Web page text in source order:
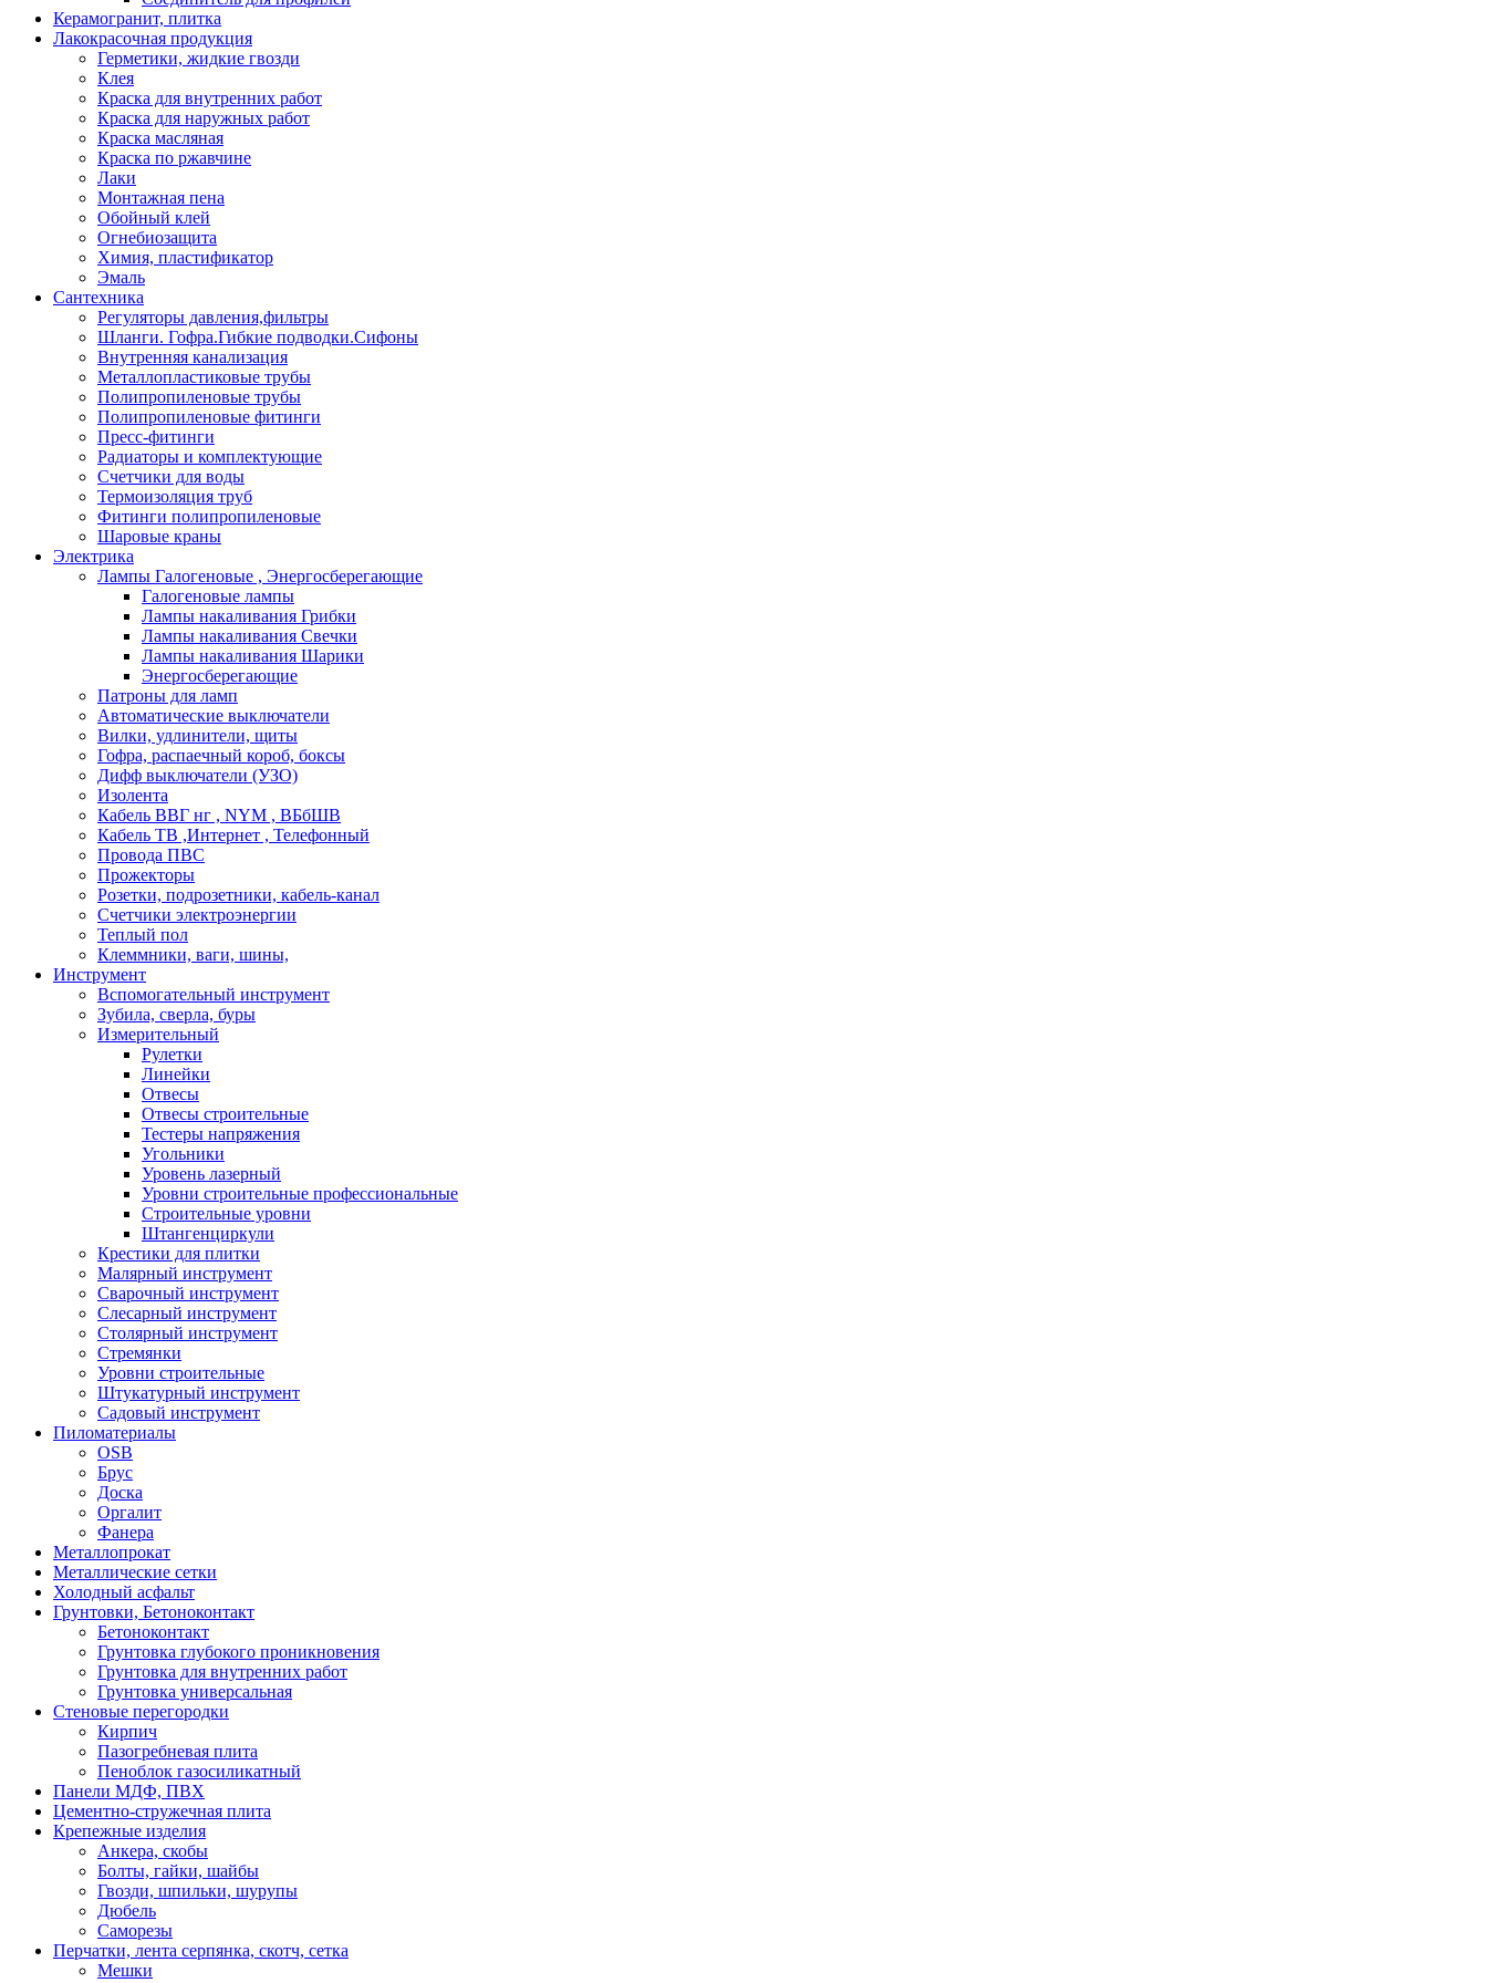
Керамогранит, плитка
Лакокрасочная продукция
Герметики, жидкие гвозди
Клея
Краска для внутренних работ
Краска для наружных работ
Краска масляная
Краска по ржавчине
Лаки
Монтажная пена
Обойный клей
Огнебиозащита
Химия, пластификатор
Эмаль
Сантехника
Регуляторы давления,фильтры
Шланги. Гофра.Гибкие подводки.Сифоны
Внутренняя канализация
Металлопластиковые трубы
Полипропиленовые трубы
Полипропиленовые фитинги
Пресс-фитинги
Радиаторы и комплектующие
Счетчики для воды
Термоизоляция труб
Фитинги полипропиленовые
Шаровые краны
Электрика
Лампы Галогеновые , Энергосберегающие
Галогеновые лампы
Лампы накаливания Грибки
Лампы накаливания Свечки
Лампы накаливания Шарики
Энергосберегающие
Патроны для ламп
Автоматические выключатели
Вилки, удлинители, щиты
Гофра, распаечный короб, боксы
Дифф выключатели (УЗО)
Изолента
Кабель ВВГ нг , NYM , ВБбШВ
Кабель ТВ ,Интернет , Телефонный
Провода ПВС
Прожекторы
Розетки, подрозетники, кабель-канал
Счетчики электроэнергии
Теплый пол
Клеммники, ваги, шины,
Инструмент
Вспомогательный инструмент
Зубила, сверла, буры
Измерительный
Рулетки
Линейки
Отвесы
Отвесы строительные
Тестеры напряжения
Угольники
Уровень лазерный
Уровни строительные профессиональные
Строительные уровни
Штангенциркули
Крестики для плитки
Малярный инструмент
Сварочный инструмент
Слесарный инструмент
Столярный инструмент
Стремянки
Уровни строительные
Штукатурный инструмент
Садовый инструмент
Пиломатериалы
OSB
Брус
Доска
Оргалит
Фанера
Металлопрокат
Металлические сетки
Холодный асфальт
Грунтовки, Бетоноконтакт
Бетоноконтакт
Грунтовка глубокого проникновения
Грунтовка для внутренних работ
Грунтовка универсальная
Стеновые перегородки
Кирпич
Пазогребневая плита
Пеноблок газосиликатный
Панели МДФ, ПВХ
Цементно-стружечная плита
Крепежные изделия
Анкера, скобы
Болты, гайки, шайбы
Гвозди, шпильки, шурупы
Дюбель
Саморезы
Перчатки, лента серпянка, скотч, сетка
Мешки